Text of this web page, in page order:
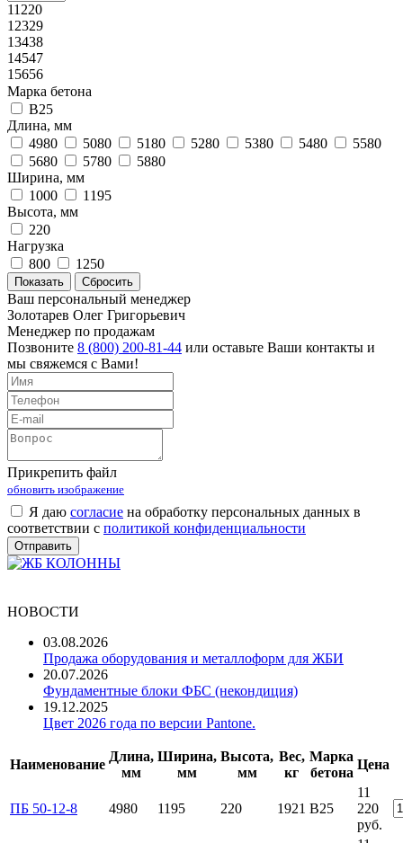
11220
12329
13438
14547
15656
Марка бетона
B25
Длина, мм
4980
5080 5180 5280 5380 5480
5580
5680
5780
5880
Ширина, мм
1000
1195
Высота, мм
220
Нагрузка
800
1250
Ваш персональный менеджер
Золотарев Олег Григорьевич
Менеджер по продажам
Позвоните 8 (800) 200-81-44 или оставьте Ваши контакты и
мы свяжемся с Вами!
Прикрепить файл
обновить изображение
Я даю согласие на обработку персональных данных в
соответствии с политикой конфиденциальности
НОВОСТИ
03.08.2026
Продажа оборудования и металлоформ для ЖБИ
20.07.2026
Фундаментные блоки ФБС (некондиция)
19.12.2025
Цвет 2026 года по версии Pantone.
Наименование
Длина,
мм
Ширина,
мм
Высота,
мм
Вес,
кг
Марка
бетона
Цена
ПБ 50-12-8 4980 1195 220 1921 B25
11
220
руб.